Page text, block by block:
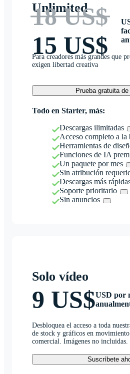
Unlimited
18 US$
15 US$
Para creadores más grandes que
exigen libertad creativa
Prueba gratuita
Todo en Starter, más:
Descargas ilimitadas
Acceso completo a la
Herramientas de
Funciones de IA
Un paquete por mes
Sin atribución
Descargas más
Soporte prioritario
Sin anuncios
Solo vídeo
9 US$USD por
Desbloquea el acceso a toda
de stock y gráficos en
comercial. Imágenes no incluidas.
Suscríbete